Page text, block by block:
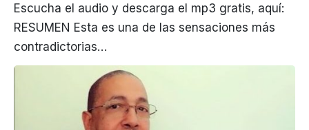
Escucha el audio y descarga el mp3 gratis, aquí:
RESUMEN Esta es una de las sensaciones más
contradictorias…